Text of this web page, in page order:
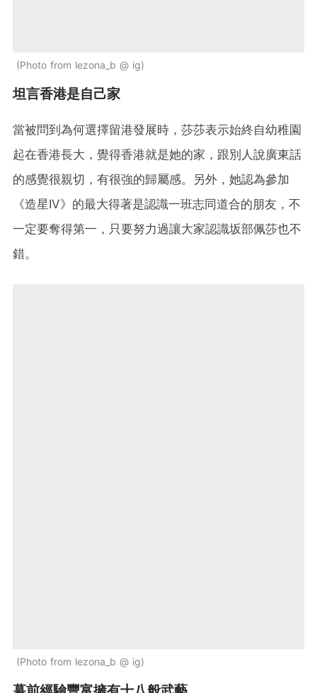
Photo from lezona_b @ ig
坦言香港是自己家
當被問到為何選擇留港發展時，莎莎表示始終自幼稚園
起在香港長大，覺得香港就是她的家，跟別人說廣東話
的感覺很親切，有很強的歸屬感。另外，她認為參加
《造星IV》的最大得著是認識一班志同道合的朋友，不
一定要奪得第一，只要努力過讓大家認識坂部佩莎也不
錯。
Photo from lezona_b @ ig